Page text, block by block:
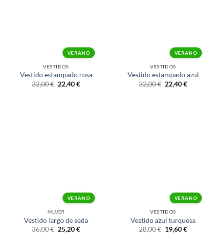
VERANO
VESTIDOS
Vestido estampado rosa
32,00€ 22,40€
VERANO
VESTIDOS
Vestido estampado azul
32,00€ 22,40€
VERANO
MUJER
Vestido largo de seda
36,00€ 25,20€
VERANO
VESTIDOS
Vestido azul turquesa
28,00€ 19,60€